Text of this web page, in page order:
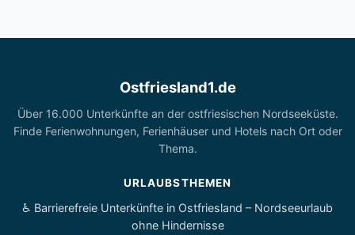
Ostfriesland1.de
Über 16.000 Unterkünfte an der ostfriesischen Nordseeküste.
Finde Ferienwohnungen, Ferienhäuser und Hotels nach Ort oder
Thema.
URLAUBSTHEMEN
♿ Barrierefreie Unterkünfte in Ostfriesland – Nordseeurlaub
ohne Hindernisse